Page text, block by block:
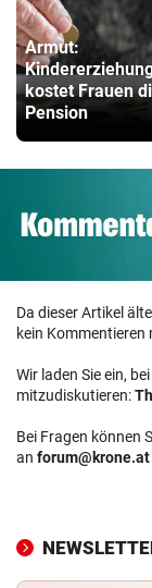
Armut:
kostet Frauen
Pension
Da dieser Artikel
kein Kommentieren
Wir laden Sie ein,
mitzudiskutieren:
Bei Fragen können
an forum@krone.at